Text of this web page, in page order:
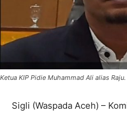
Ketua KIP Pidie Muhammad Ali alias
Sigli (Waspada Aceh) –